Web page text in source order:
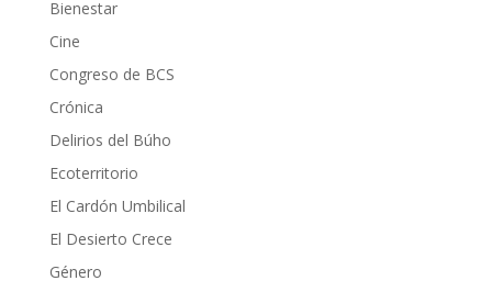
Bienestar
Cine
Congreso de BCS
Crónica
Delirios del Búho
Ecoterritorio
El Cardón Umbilical
El Desierto Crece
Género